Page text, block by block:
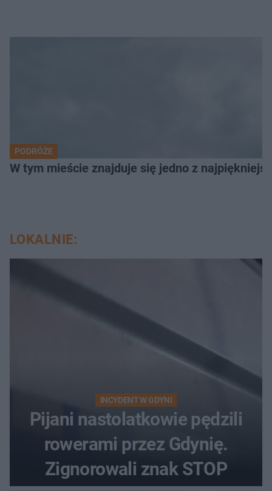
PODRÓŻE
W tym mieście znajduje się jedno z
LOKALNIE:
INCYDENT W GDYNI
Pijani nastolatkowie pędzili
rowerami przez Gdynię.
Zignorowali znak STOP